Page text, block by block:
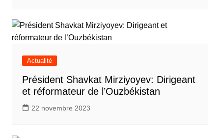
Actualité
Président Shavkat Mirziyoyev: Dirigeant
et réformateur de l’Ouzbékistan
22 novembre 2023